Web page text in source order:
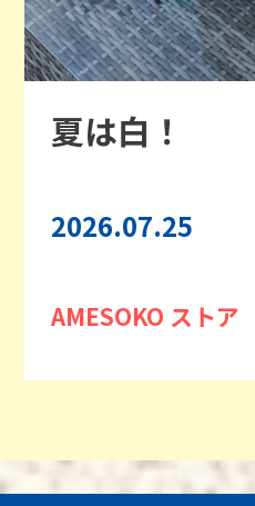
夏は白！
2026.07.25
AMESOKO ストア